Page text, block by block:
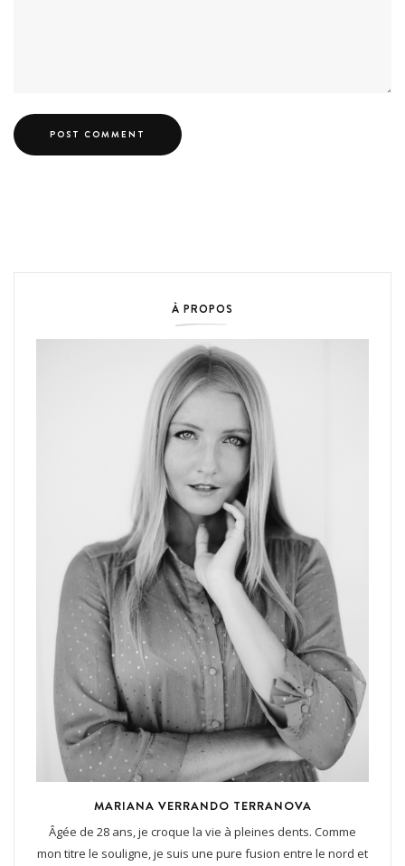
À PROPOS
MARIANA VERRANDO TERRANOVA
Âgée de 28 ans, je croque la vie à pleines dents. Comme
mon titre le souligne, je suis une pure fusion entre le nord et